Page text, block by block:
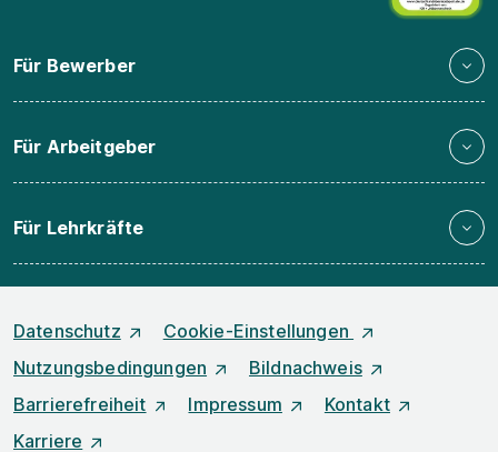
Für Bewerber
Für Arbeitgeber
Für Lehrkräfte
Datenschutz
Cookie-Einstellungen
Nutzungsbedingungen
Bildnachweis
Barrierefreiheit
Impressum
Kontakt
Karriere